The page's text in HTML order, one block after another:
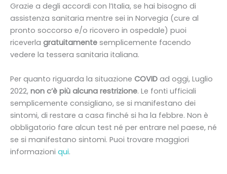
Grazie a degli accordi con l’Italia, se hai bisogno di
assistenza sanitaria mentre sei in Norvegia (cure al
pronto soccorso e/o ricovero in ospedale) puoi
riceverla gratuitamente semplicemente facendo
vedere la tessera sanitaria italiana.
Per quanto riguarda la situazione COVID ad oggi, Luglio
2022, non c’è più alcuna restrizione. Le fonti ufficiali
semplicemente consigliano, se si manifestano dei
sintomi, di restare a casa finché si ha la febbre. Non è
obbligatorio fare alcun test né per entrare nel paese, né
se si manifestano sintomi. Puoi trovare maggiori
informazioni qui.